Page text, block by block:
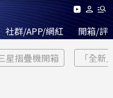
社群/APP/網紅 開箱/評
星摺疊機開箱 「全新